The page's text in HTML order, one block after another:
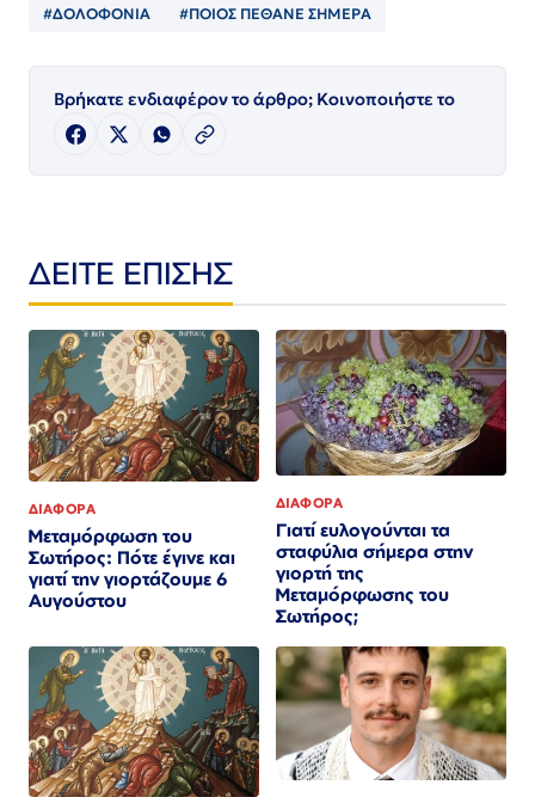
#ΔΟΛΟΦΟΝΙΑ #ΠΟΙΟΣ ΠΈΘΑΝΕ ΣΗΜΕΡΑ
Βρήκατε ενδιαφέρον το άρθρο; Κοινοποιήστε το
ΔΕΙΤΕ ΕΠΙΣΗΣ
ΔΙΑΦΟΡΑ
Μεταμόρφωση του
Σωτήρος: Πότε έγινε και
γιατί την γιορτάζουμε 6
Αυγούστου
ΔΙΑΦΟΡΑ
Γιατί ευλογούνται τα
σταφύλια σήμερα στην
γιορτή της
Μεταμόρφωσης του
Σωτήρος;